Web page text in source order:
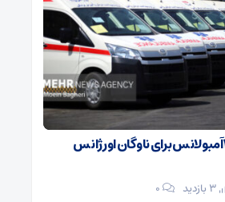
تفاهم‌نامه خرید ۱۲ آمبولانس برای ناوگان اورژانس
۰